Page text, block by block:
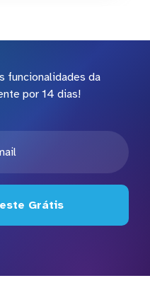
funcionalidades da
por 14 dias!
Grátis